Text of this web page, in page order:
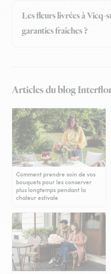
Les fleurs livrées à Vicq-
garanties fraîches ?
Articles du blog
Comment prendre soin de vos
bouquets pour les conserver
plus longtemps pendant la
chaleur estivale